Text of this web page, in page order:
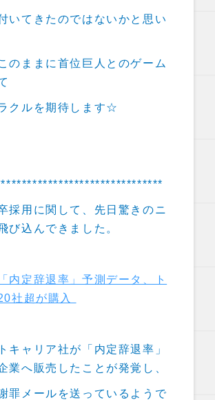
いてきたのではないかと思い
のままに首位巨人とのゲーム
クルを期待します☆
採用に関して、先日驚きのニ
び込んできました。
内定辞退率」予測データ、ト
社超が購入
キャリア社が「内定辞退率」
業へ販売したことが発覚し、
罪メールを送っているようで